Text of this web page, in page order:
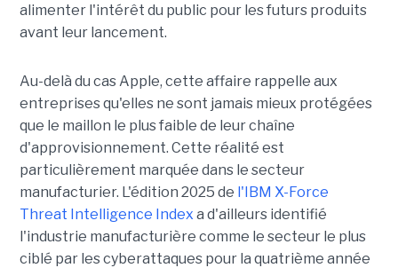
alimenter l'intérêt du public pour les futurs produits
avant leur lancement.
Au-delà du cas Apple, cette affaire rappelle aux
entreprises qu'elles ne sont jamais mieux protégées
que le maillon le plus faible de leur chaîne
d'approvisionnement. Cette réalité est
particulièrement marquée dans le secteur
manufacturier. L'édition 2025 de l'IBM X-Force
Threat Intelligence Index a d'ailleurs identifié
l'industrie manufacturière comme le secteur le plus
ciblé par les cyberattaques pour la quatrième année